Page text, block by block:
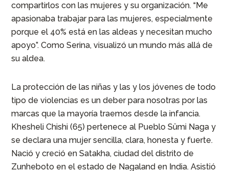
compartirlos con las mujeres y su organización. “Me
apasionaba trabajar para las mujeres, especialmente
porque el 40% está en las aldeas y necesitan mucho
apoyo”. Como Serina, visualizó un mundo más allá de
su aldea.
La protección de las niñas y las y los jóvenes de todo
tipo de violencias es un deber para nosotras por las
marcas que la mayoría traemos desde la infancia.
Khesheli Chishi (65) pertenece al Pueblo Sümi Naga y
se declara una mujer sencilla, clara, honesta y fuerte.
Nació y creció en Satakha, ciudad del distrito de
Zunheboto en el estado de Nagaland en India. Asistió